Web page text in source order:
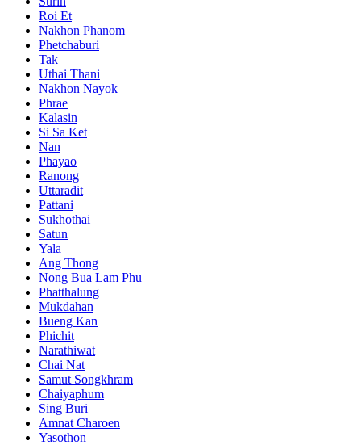
Roi Et
Nakhon Phanom
Phetchaburi
Tak
Uthai Thani
Nakhon Nayok
Phrae
Kalasin
Si Sa Ket
Nan
Phayao
Ranong
Uttaradit
Pattani
Sukhothai
Satun
Yala
Ang Thong
Nong Bua Lam Phu
Phatthalung
Mukdahan
Bueng Kan
Phichit
Narathiwat
Chai Nat
Samut Songkhram
Chaiyaphum
Sing Buri
Amnat Charoen
Yasothon